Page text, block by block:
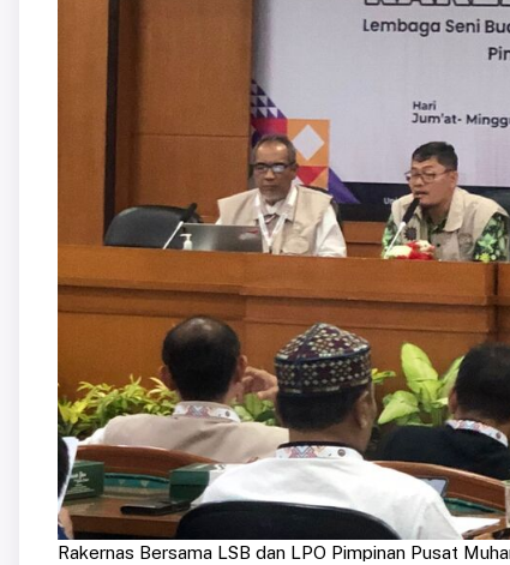
Rakernas Bersama LSB dan LPO Pimpinan Pusat